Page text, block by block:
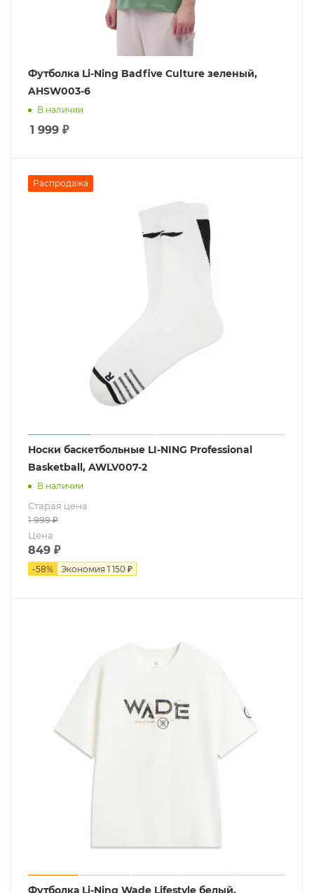
Футболка Li-Ning Badfive Culture зеленый,
AHSW003-6
В наличии
1 999 ₽
Распродажа
Носки баскетбольные LI-NING Professional
Basketball, AWLV007-2
В наличии
Старая цена
1 999₽
Цена
849 ₽
-58% Экономия 1 150 ₽
Футболка Li-Ning Wade Lifestyle белый,